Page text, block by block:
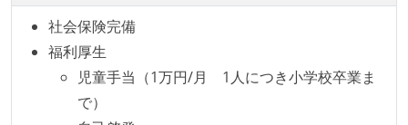
いる
コード品質評価ツールを導入して、メンバーが常に確
認できるようにしている
テストの実施度
社会保険完備
福利厚生
児童手当（1万円/月 1人につき小学校卒業ま
で）